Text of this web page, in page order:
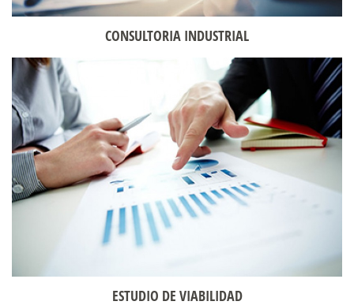
CONSULTORIA INDUSTRIAL
ESTUDIO DE VIABILIDAD